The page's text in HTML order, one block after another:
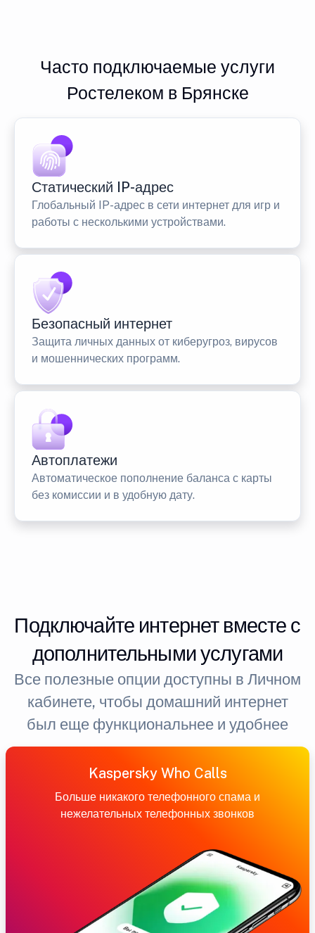
Часто подключаемые услуги
Ростелеком в Брянске
Статический IP-адрес
Глобальный IP-адрес в сети интернет для игр и
работы с несколькими устройствами.
Безопасный интернет
Защита личных данных от киберугроз, вирусов
и мошеннических программ.
Автоплатежи
Автоматическое пополнение баланса с карты
без комиссии и в удобную дату.
Подключайте интернет вместе с
дополнительными услугами
Все полезные опции доступны в Личном
кабинете, чтобы домашний интернет
был еще функциональнее и удобнее
Kaspersky Who Calls
Больше никакого телефонного спама и
нежелательных телефонных звонков